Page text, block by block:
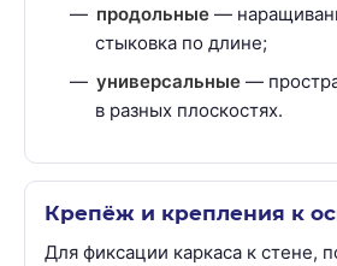
продольные —
стыковка по длине;
универсальные —
в разных плоскостях.
Крепёж и крепления к
Для фиксации каркаса к стене,